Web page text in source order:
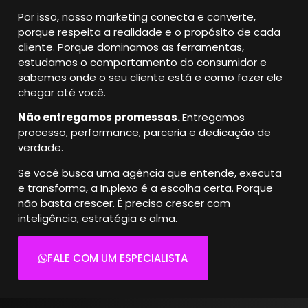
Por isso, nosso marketing conecta e converte,
porque respeita a realidade e o propósito de cada
cliente. Porque dominamos as ferramentas,
estudamos o comportamento do consumidor e
sabemos onde o seu cliente está e como fazer ele
chegar até você.
Não entregamos promessas.Entregamos
processo, performance, parceria e dedicação de
verdade.
Se você busca uma agência que entende, executa
e transforma, a In.plexo é a escolha certa. Porque
não basta crescer. É preciso crescer com
inteligência, estratégia e alma.
FALE COM UM ESPECIALISTA